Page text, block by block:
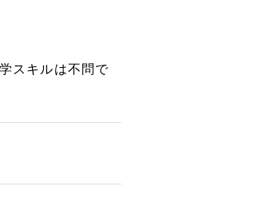
スキルは不問で